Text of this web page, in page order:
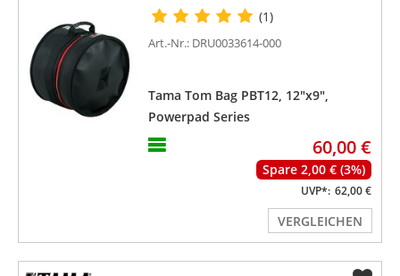
(1)
Art.-Nr.: DRU0033614-000
Tama Tom Bag PBT12, 12"x9",
Powerpad Series
60,00 €
Spare 2,00 € (3%)
UVP*: 62,00 €
VERGLEICHEN